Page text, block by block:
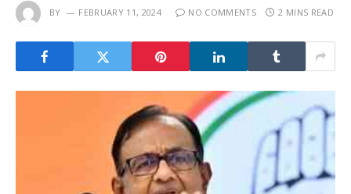
BY FEBRUARY 11, 2024 NO COMMENTS 2 MINS READ